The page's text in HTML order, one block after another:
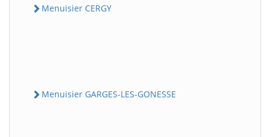
Menuisier CERGY
Menuisier GARGES-LES-GONESSE